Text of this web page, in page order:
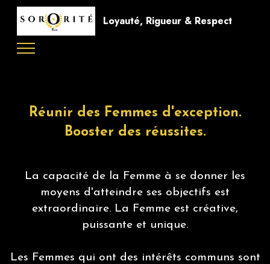
Loyauté, Rigueur & Respect
Réunir des Femmes d'exception.
Booster des réussites.
La capacité de la Femme à se donner les
moyens d'atteindre ses objectifs est
extraordinaire. La Femme est créative,
puissante et unique.
Les Femmes qui ont des intérêts communs sont